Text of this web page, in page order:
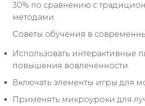
30% по сравнению с
методами.
Советы обучения в
Использовать интерактивные
повышения вовлеченности.
Включать элементы игры для
Применять микроуроки для